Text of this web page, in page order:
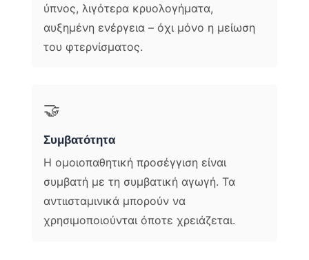
ύπνος, λιγότερα κρυολογήματα,
αυξημένη ενέργεια – όχι μόνο η μείωση
του φτερνίσματος.
🤝
Συμβατότητα
Η ομοιοπαθητική προσέγγιση είναι
συμβατή με τη συμβατική αγωγή. Τα
αντιισταμινικά μπορούν να
χρησιμοποιούνται όποτε χρειάζεται.